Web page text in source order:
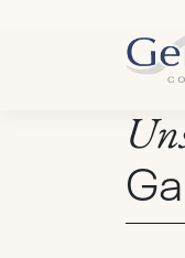
Zum Hauptinhalt